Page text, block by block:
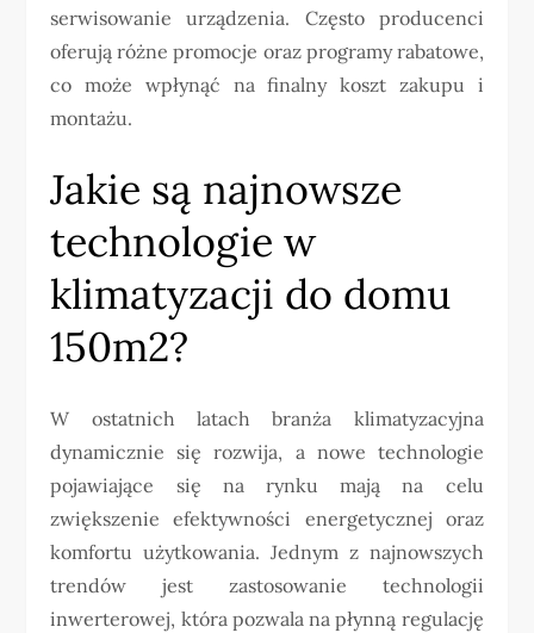
serwisowanie urządzenia. Często producenci
oferują różne promocje oraz programy rabatowe,
co może wpłynąć na finalny koszt zakupu i
montażu.
Jakie są najnowsze
technologie w
klimatyzacji do domu
150m2?
W ostatnich latach branża klimatyzacyjna
dynamicznie się rozwija, a nowe technologie
pojawiające się na rynku mają na celu
zwiększenie efektywności energetycznej oraz
komfortu użytkowania. Jednym z najnowszych
trendów jest zastosowanie technologii
inwerterowej, która pozwala na płynną regulację